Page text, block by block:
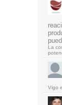
La
Vigo